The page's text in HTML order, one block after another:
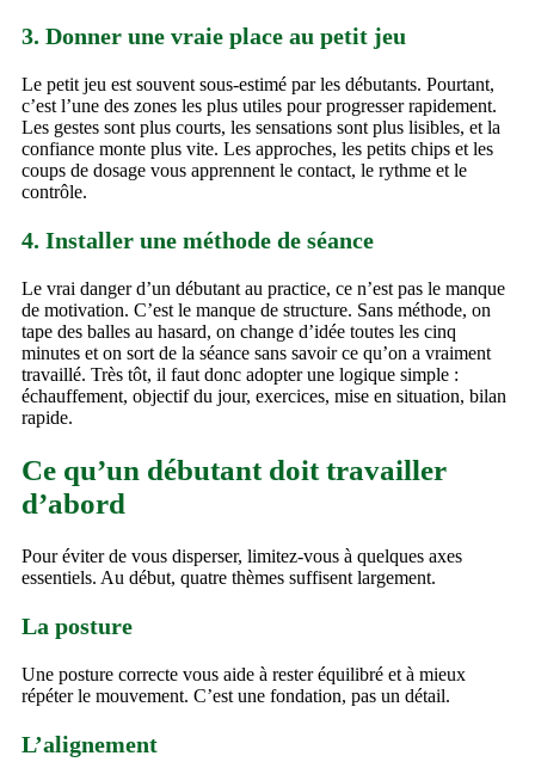
3. Donner une vraie place au petit jeu
Le petit jeu est souvent sous-estimé par les débutants. Pourtant,
c’est l’une des zones les plus utiles pour progresser rapidement.
Les gestes sont plus courts, les sensations sont plus lisibles, et la
confiance monte plus vite. Les approches, les petits chips et les
coups de dosage vous apprennent le contact, le rythme et le
contrôle.
4. Installer une méthode de séance
Le vrai danger d’un débutant au practice, ce n’est pas le manque
de motivation. C’est le manque de structure. Sans méthode, on
tape des balles au hasard, on change d’idée toutes les cinq
minutes et on sort de la séance sans savoir ce qu’on a vraiment
travaillé. Très tôt, il faut donc adopter une logique simple :
échauffement, objectif du jour, exercices, mise en situation, bilan
rapide.
Ce qu’un débutant doit travailler
d’abord
Pour éviter de vous disperser, limitez-vous à quelques axes
essentiels. Au début, quatre thèmes suffisent largement.
La posture
Une posture correcte vous aide à rester équilibré et à mieux
répéter le mouvement. C’est une fondation, pas un détail.
L’alignement